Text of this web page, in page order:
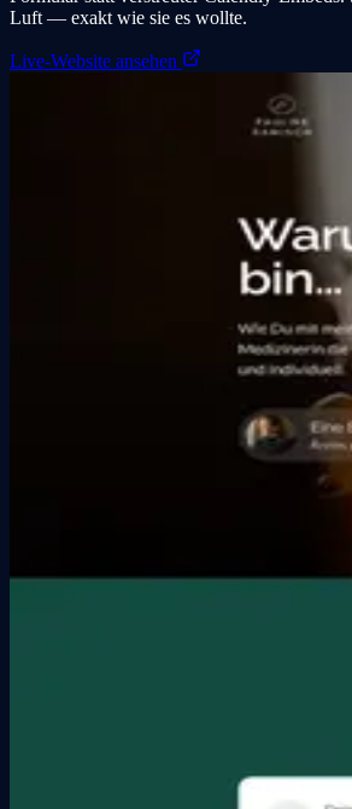
Luft — exakt wie sie es wollte.
Live-Website ansehen